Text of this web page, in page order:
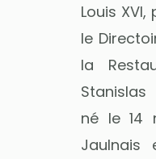
Louis
le
la
né le 14
Jaulnais